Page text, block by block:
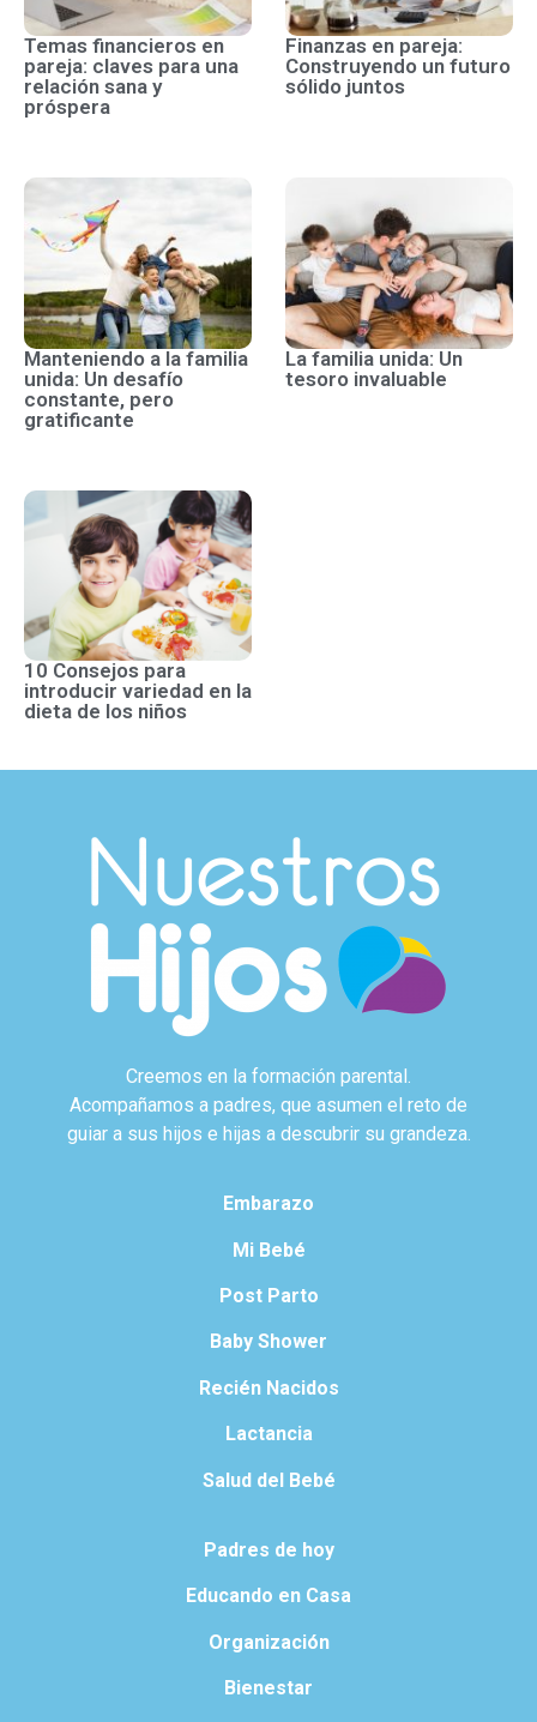
Temas financieros en
pareja: claves para una
relación sana y
próspera
Finanzas en pareja:
Construyendo un futuro
sólido juntos
Manteniendo a la familia
unida: Un desafío
constante, pero
gratificante
La familia unida: Un
tesoro invaluable
10 Consejos para
introducir variedad en la
dieta de los niños
Creemos en la formación parental.
Acompañamos a padres, que asumen el reto de
guiar a sus hijos e hijas a descubrir su grandeza.
Embarazo
Mi Bebé
Post Parto
Baby Shower
Recién Nacidos
Lactancia
Salud del Bebé
Padres de hoy
Educando en Casa
Organización
Bienestar